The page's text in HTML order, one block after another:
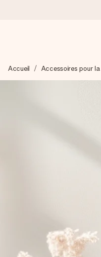
Nous préparons votre
Nos cadeaux sont
Créez quelque chose
Accueil Accessoires pour la